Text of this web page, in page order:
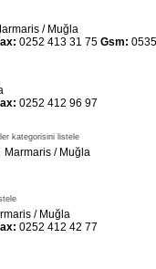
/ Muğla
0252 413 31 75 Gsm:
0252 412 96 97
kategorisini listele
Marmaris / Muğla
/ Muğla
0252 412 42 77